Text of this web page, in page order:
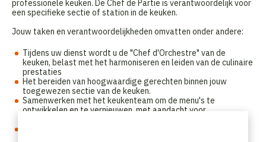
professionele keuken. De Chef de Partie is verantwoordelijk voor
een specifieke sectie of station in de keuken.
Jouw taken en verantwoordelijkheden omvatten onder andere:
Tijdens uw dienst wordt u de "Chef d'Orchestre" van de
keuken, belast met het harmoniseren en leiden van de culinaire
prestaties
Het bereiden van hoogwaardige gerechten binnen jouw
toegewezen sectie van de keuken.
Samenwerken met het keukenteam om de menu's te
ontwikkelen en te vernieuwen, met aandacht voor